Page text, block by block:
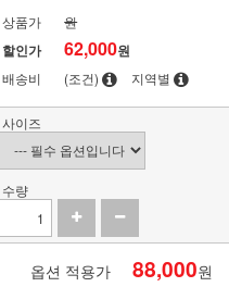
상품가 원
할인가 62,000원
배송비 (조건) 지역별
사이즈
수량
옵션 적용가 88,000원